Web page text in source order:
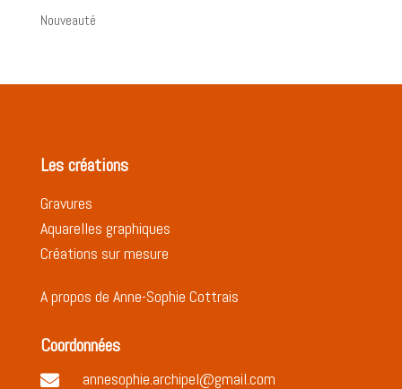
Nouveauté
Les créations
Gravures
Aquarelles graphiques
Créations sur mesure
A propos de Anne-Sophie Cottrais
Coordonnées
 annesophie.archipel@gmail.com